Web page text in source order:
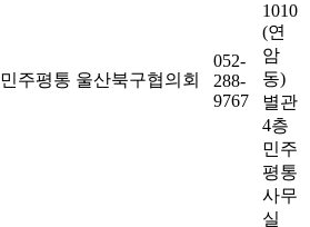
민주평통 울산북구협의회
052-
288-
9767
1010
(연
암
동)
별관
4층
민주
평통
사무
실